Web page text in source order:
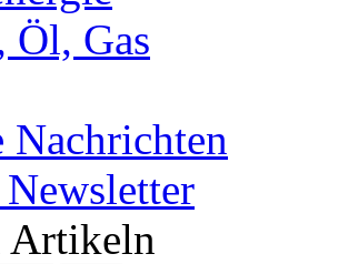
Öl, Gas
Nachrichten
Artikeln